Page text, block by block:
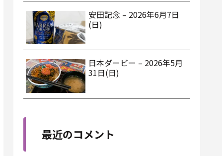
安田記念 – 2026年6月7日
(日)
日本ダービー – 2026年5月
31日(日)
最近のコメント